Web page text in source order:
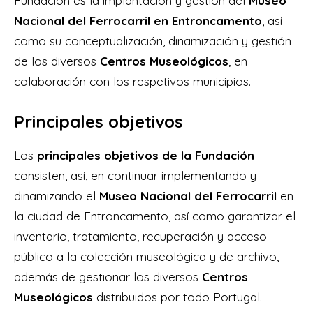
Nacional del Ferrocarril en Entroncamento , así
como su conceptualización, dinamización y gestión
de los diversos Centros Museológicos , en
colaboración con los respetivos municipios.
Principales objetivos
Los principales objetivos de la Fundación
consisten, así, en continuar implementando y
dinamizando el Museo Nacional del Ferrocarril en
la ciudad de Entroncamento, así como garantizar el
inventario, tratamiento, recuperación y acceso
público a la colección museológica y de archivo,
además de gestionar los diversos Centros
Museológicos distribuidos por todo Portugal.